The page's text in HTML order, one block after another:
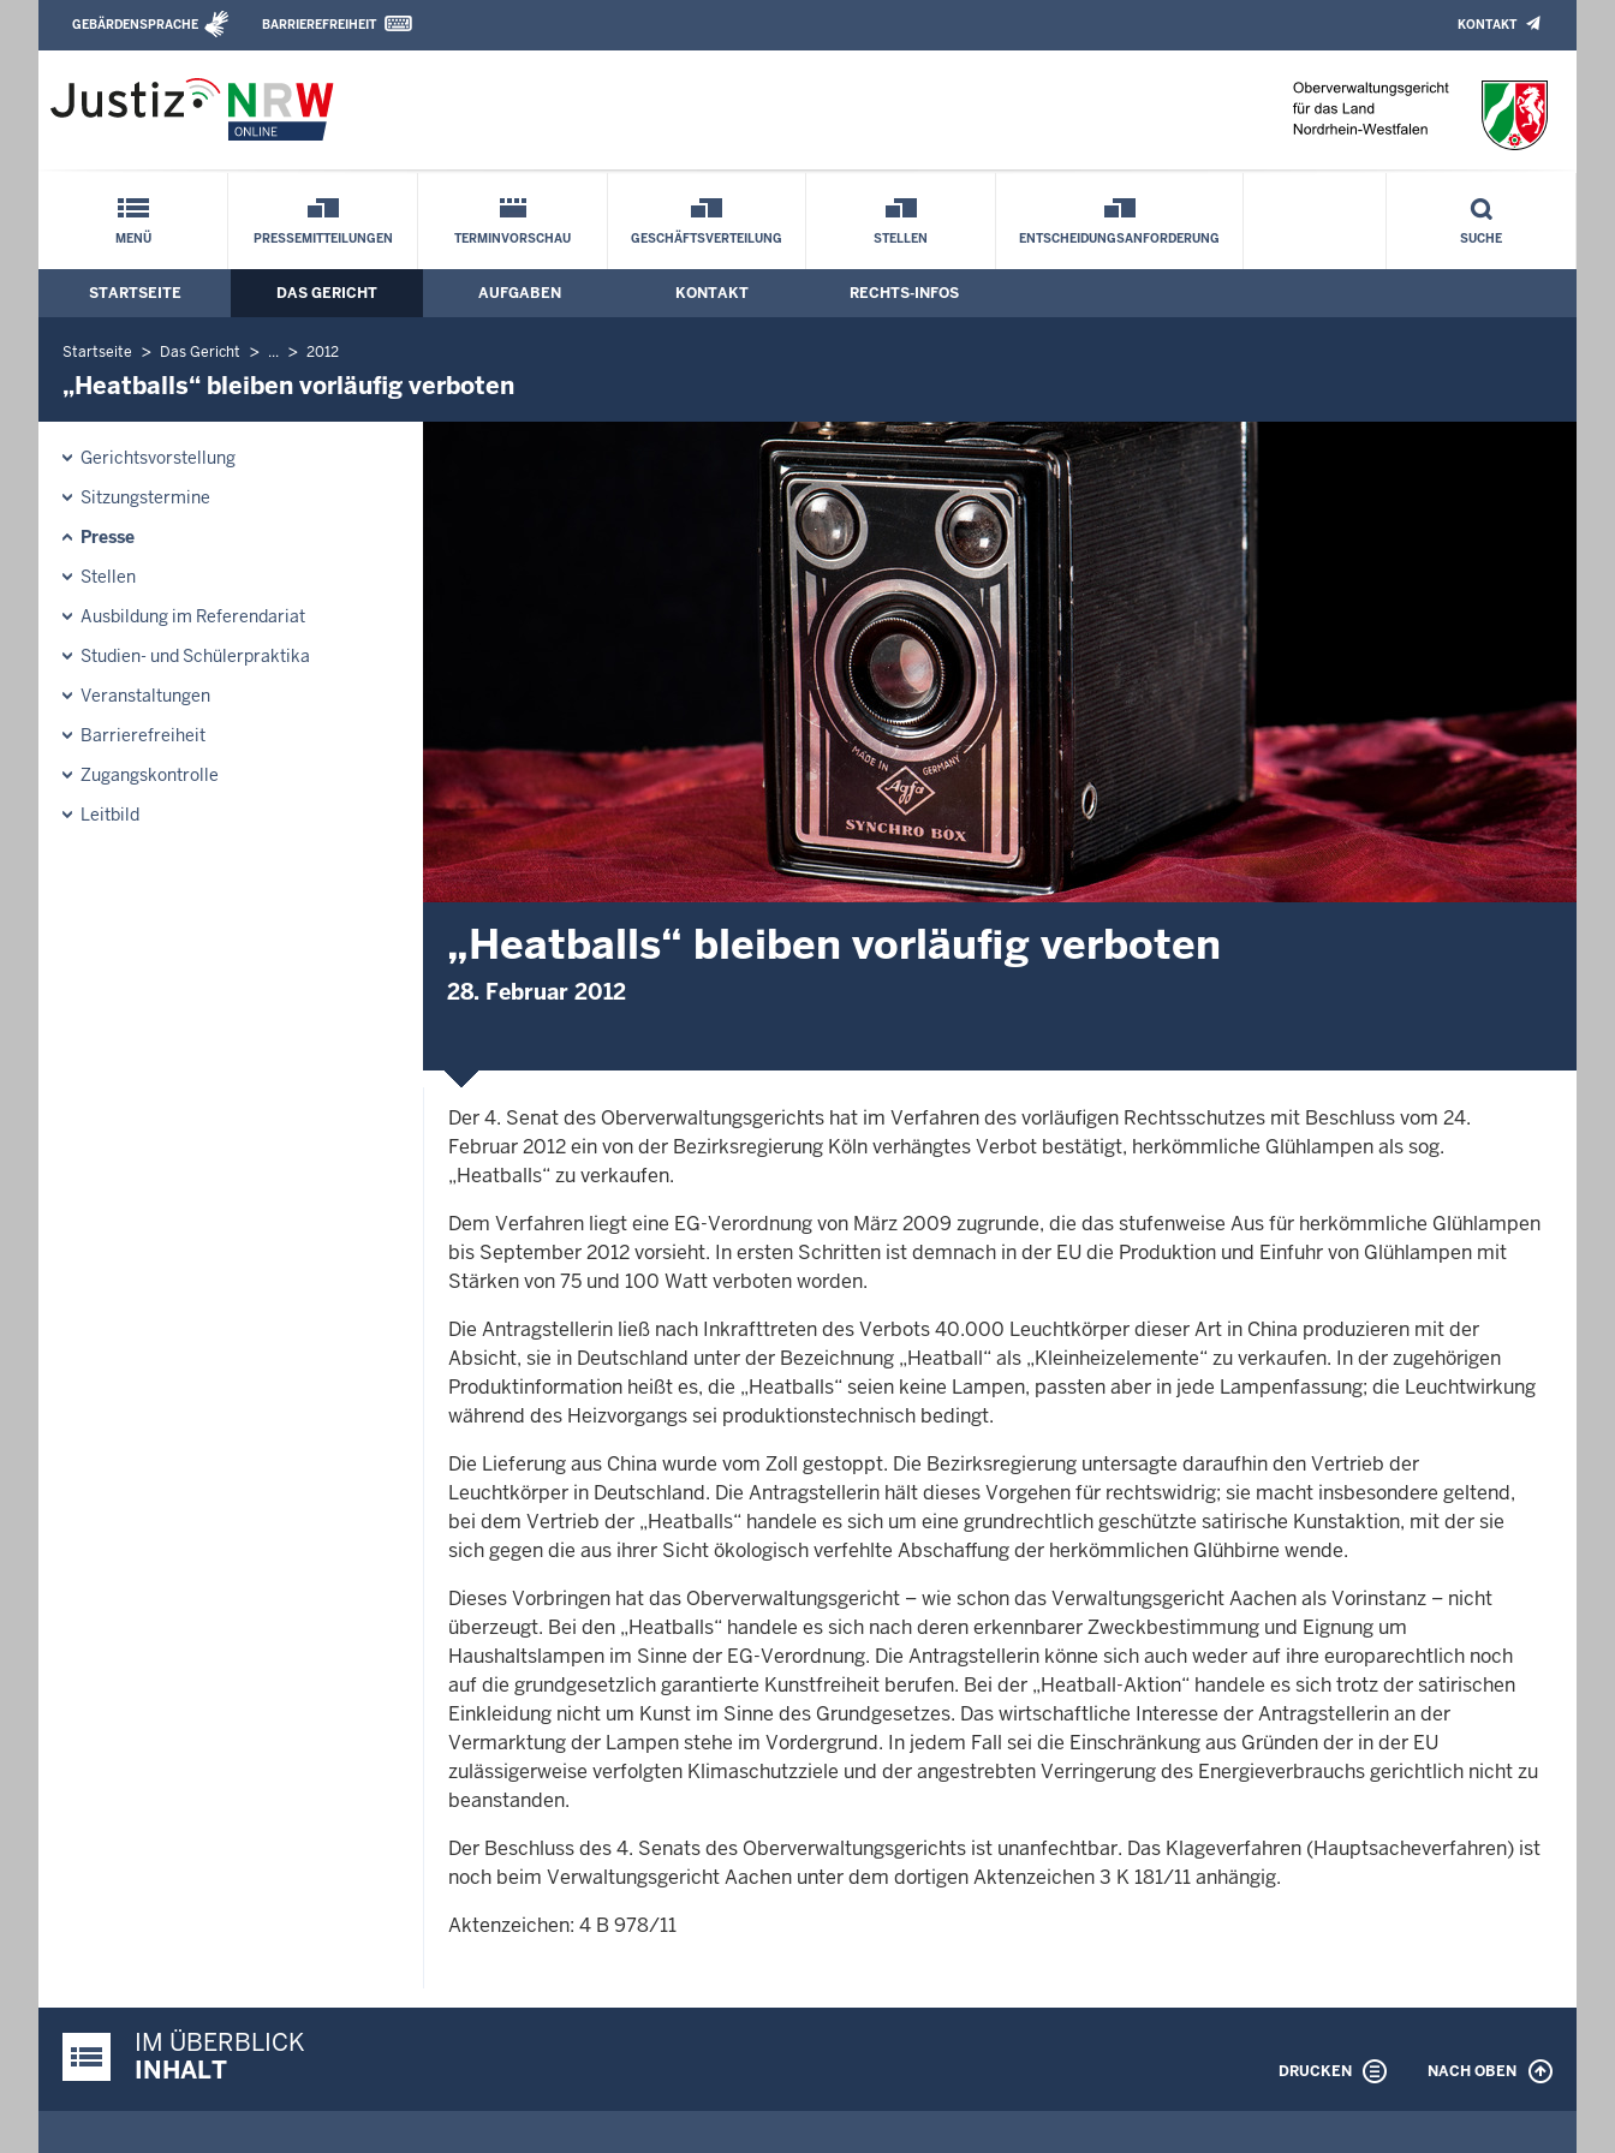
Oberverwaltungsgericht für das Land Nordrhein-Westfalen: „Heatballs“ bleiben vorläufig verboten
Direkt zum Inhalt
Leichte Sprache, Gebärdensprachenvideo und Kontaktformular
GEBÄRDENSPRACHE BARRIEREFREIHEIT KONTAKT
Schnellnavigation mit Volltext-Suche
MENÜ PRESSEMITTEILUNGEN TERMINVORSCHAU GESCHÄFTSVERTEILUNG STELLEN ENTSCHEIDUNGSANFORDERUNG SUCHE
Hauptmenü: Hauptnavigation
STARTSEITE DAS GERICHT AUFGABEN KONTAKT RECHTS-INFOS
Startseite Das Gericht ... 2012
„Heatballs“ bleiben vorläufig verboten
Gerichtsvorstellung
Sitzungstermine
Presse
Stellen
Ausbildung im Referendariat
Studien- und Schülerpraktika
Veranstaltungen
Barrierefreiheit
Zugangskontrolle
Leitbild
„Heatballs“ bleiben vorläufig verboten
28. Februar 2012
Der 4. Senat des Oberverwaltungsgerichts hat im Verfahren des vorläufigen Rechtsschutzes mit Beschluss vom 24.
Februar 2012 ein von der Bezirksregierung Köln verhängtes Verbot bestätigt, herkömmliche Glühlampen als sog.
„Heatballs“ zu verkaufen.
Dem Verfahren liegt eine EG-Verordnung von März 2009 zugrunde, die das stufenweise Aus für herkömmliche Glühlampen
bis September 2012 vorsieht. In ersten Schritten ist demnach in der EU die Produktion und Einfuhr von Glühlampen mit
Stärken von 75 und 100 Watt verboten worden.
Die Antragstellerin ließ nach Inkrafttreten des Verbots 40.000 Leuchtkörper dieser Art in China produzieren mit der
Absicht, sie in Deutschland unter der Bezeichnung „Heatball“ als „Kleinheizelemente“ zu verkaufen. In der zugehörigen
Produktinformation heißt es, die „Heatballs“ seien keine Lampen, passten aber in jede Lampenfassung; die Leuchtwirkung
während des Heizvorgangs sei produktionstechnisch bedingt.
Die Lieferung aus China wurde vom Zoll gestoppt. Die Bezirksregierung untersagte daraufhin den Vertrieb der
Leuchtkörper in Deutschland. Die Antragstellerin hält dieses Vorgehen für rechtswidrig; sie macht insbesondere geltend,
bei dem Vertrieb der „Heatballs“ handele es sich um eine grundrechtlich geschützte satirische Kunstaktion, mit der sie
sich gegen die aus ihrer Sicht ökologisch verfehlte Abschaffung der herkömmlichen Glühbirne wende.
Dieses Vorbringen hat das Oberverwaltungsgericht – wie schon das Verwaltungsgericht Aachen als Vorinstanz – nicht
überzeugt. Bei den „Heatballs“ handele es sich nach deren erkennbarer Zweckbestimmung und Eignung um
Haushaltslampen im Sinne der EG-Verordnung. Die Antragstellerin könne sich auch weder auf ihre europarechtlich noch
auf die grundgesetzlich garantierte Kunstfreiheit berufen. Bei der „Heatball-Aktion“ handele es sich trotz der satirischen
Einkleidung nicht um Kunst im Sinne des Grundgesetzes. Das wirtschaftliche Interesse der Antragstellerin an der
Vermarktung der Lampen stehe im Vordergrund. In jedem Fall sei die Einschränkung aus Gründen der in der EU
zulässigerweise verfolgten Klimaschutzziele und der angestrebten Verringerung des Energieverbrauchs gerichtlich nicht zu
beanstanden.
Der Beschluss des 4. Senats des Oberverwaltungsgerichts ist unanfechtbar. Das Klageverfahren (Hauptsacheverfahren) ist
noch beim Verwaltungsgericht Aachen unter dem dortigen Aktenzeichen 3 K 181/11 anhängig.
Aktenzeichen: 4 B 978/11
Justiz-Portal im Überblick:
IM ÜBERBLICK
INHALT
DRUCKEN NACH OBEN